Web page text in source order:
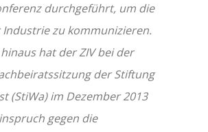
durchgeführt, um die
Industrie zu kommunizieren.
hat der ZIV bei der
der Stiftung
(StiWa) im Dezember 2013
gegen die